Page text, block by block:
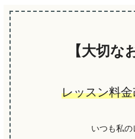
【大切な
レッスン料
いつも私の